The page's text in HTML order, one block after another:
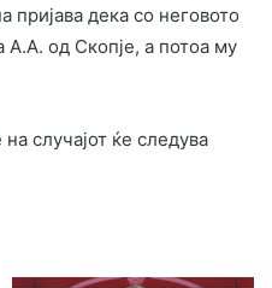
пријава дека со неговото
А.А. од Скопје, а потоа му
случајот ќе следува